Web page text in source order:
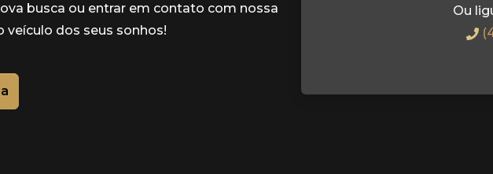
busca ou entrar em contato com nossa
veículo dos seus sonhos!
Ou